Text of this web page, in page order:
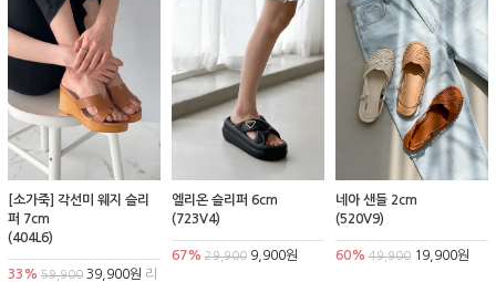
[소가죽] 각선미 웨지 슬리
퍼 7cm
(404L6)
33% 59,900 39,900원 리
엘리온 슬리퍼 6cm
(723V4)
67% 29,9009,900원
네아 샌들 2cm
(520V9)
60% 49,90019,900원